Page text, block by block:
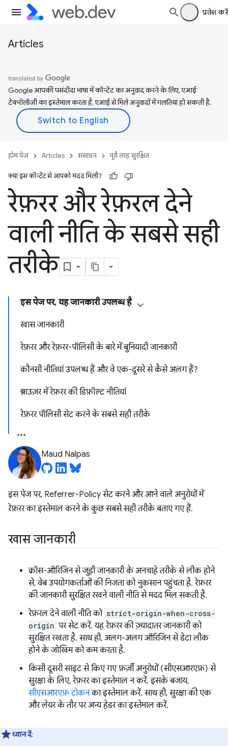
प्रवेश करें
Articles
Google आपकी पसंदीदा भाषा में कॉन्टेंट का अनुवाद करने के लिए, एआई
टेक्नोलॉजी का इस्तेमाल करता है. एआई से मिले अनुवादों में गलतियां हो सकती हैं.
होम पेज Articles संसाधन पूरी तरह सुरक्षित
क्या इस कॉन्टेंट से आपको मदद मिली?
रेफ़रर और रेफ़रल देने
वाली नीति के सबसे सही
तरीके
इस पेज पर, यह जानकारी उपलब्ध है
खास जानकारी
रेफ़रर और रेफ़रर-पॉलिसी के बारे में बुनियादी जानकारी
कौनसी नीतियां उपलब्ध हैं और वे एक-दूसरे से कैसे अलग हैं?
ब्राउज़र में रेफ़रर की डिफ़ॉल्ट नीतियां
रेफ़रर पॉलिसी सेट करने के सबसे सही तरीके
Maud Nalpas
इस पेज पर, Referrer-Policy सेट करने और आने वाले अनुरोधों में
रेफ़रर का इस्तेमाल करने के कुछ सबसे सही तरीके बताए गए हैं.
खास जानकारी
क्रॉस-ऑरिजिन से जुड़ी जानकारी के अनचाहे तरीके से लीक होने
से, वेब उपयोगकर्ताओं की निजता को नुकसान पहुंचता है. रेफ़रर
की जानकारी सुरक्षित रखने वाली नीति से मदद मिल सकती है.
रेफ़रल देने वाली नीति को strict-origin-when-cross-
origin पर सेट करें. यह रेफ़रर की ज़्यादातर जानकारी को
सुरक्षित रखता है. साथ ही, अलग-अलग ऑरिजिन से डेटा लीक
होने के जोखिम को कम करता है.
किसी दूसरी साइट से किए गए फ़र्ज़ी अनुरोधों (सीएसआरएफ़) से
सुरक्षा के लिए, रेफ़रर का इस्तेमाल न करें. इसके बजाय,
सीएसआरएफ़ टोकनका इस्तेमाल करें. साथ ही, सुरक्षा की एक
और लेयर के तौर पर अन्य हेडर का इस्तेमाल करें.
ध्यान दें: